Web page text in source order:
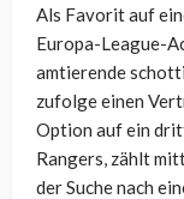
Als Favorit auf
Europa-League-
amtierende
zufolge einen
Option auf ein
Rangers, zählt
der Suche nach